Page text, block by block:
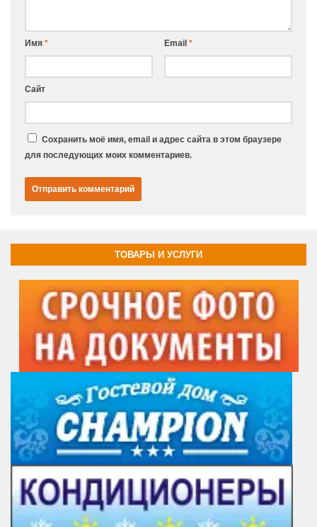
Имя * Email *
Сайт
Сохранить моё имя, email и адрес сайта в этом браузере
для последующих моих комментариев.
ТОВАРЫ И УСЛУГИ